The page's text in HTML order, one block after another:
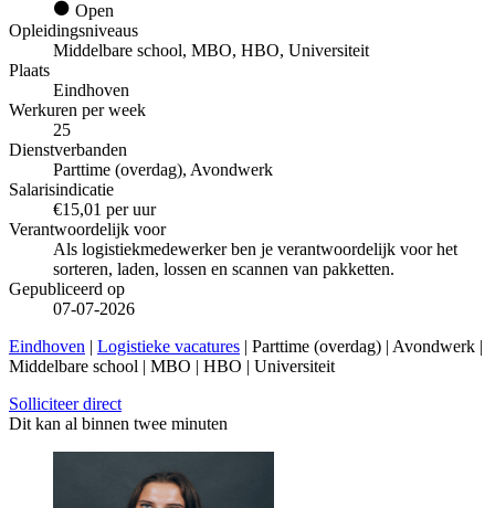
Open
Opleidingsniveaus
Middelbare school, MBO, HBO, Universiteit
Plaats
Eindhoven
Werkuren per week
25
Dienstverbanden
Parttime (overdag), Avondwerk
Salarisindicatie
€15,01 per uur
Verantwoordelijk voor
Als logistiekmedewerker ben je verantwoordelijk voor het
sorteren, laden, lossen en scannen van pakketten.
Gepubliceerd op
07-07-2026
Eindhoven | Logistieke vacatures | Parttime (overdag) | Avondwerk |
Middelbare school | MBO | HBO | Universiteit
Solliciteer direct
Dit kan al binnen twee minuten